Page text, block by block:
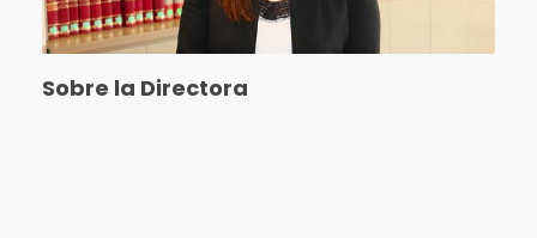
Sobre la Directora